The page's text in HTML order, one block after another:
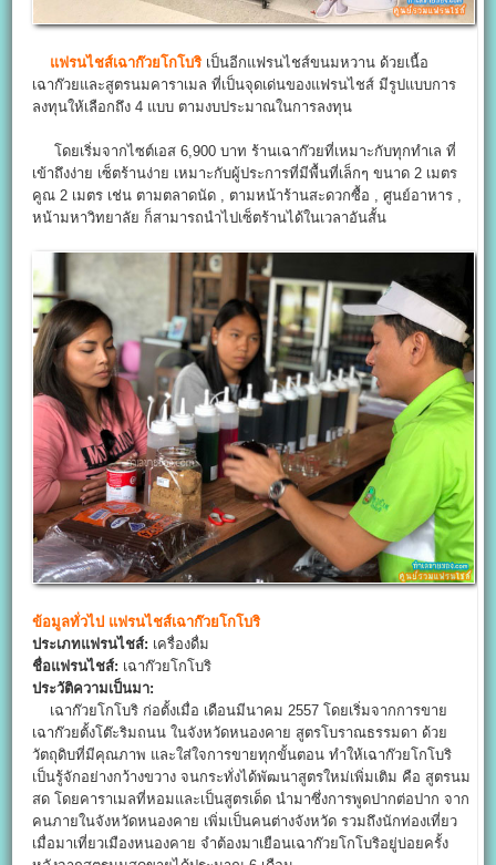
แฟรนไชส์เฉาก๊วยโกโบริ เป็นอีกแฟรนไชส์ขนมหวาน ด้วยเนื้อ
เฉาก๊วยและสูตรนมคาราเมล ที่เป็นจุดเด่นของแฟรนไชส์ มีรูปแบบการ
ลงทุนให้เลือกถึง 4 แบบ ตามงบประมาณในการลงทุน
โดยเริ่มจากไซต์เอส 6,900 บาท ร้านเฉาก๊วยที่เหมาะกับทุกทำเล ที่
เข้าถึงง่าย เซ็ตร้านง่าย เหมาะกับผู้ประการที่มีพื้นที่เล็กๆ ขนาด 2 เมตร
คูณ 2 เมตร เช่น ตามตลาดนัด , ตามหน้าร้านสะดวกซื้อ , ศูนย์อาหาร ,
หน้ามหาวิทยาลัย ก็สามารถนำไปเซ็ตร้านได้ในเวลาอันสั้น
ข้อมูลทั่วไป แฟรนไชส์เฉาก๊วยโกโบริ
ประเภทแฟรนไชส์: เครื่องดื่ม
ชื่อแฟรนไชส์: เฉาก๊วยโกโบริ
ประวัติความเป็นมา:
เฉาก๊วยโกโบริ ก่อตั้งเมื่อ เดือนมีนาคม 2557 โดยเริ่มจากการขาย
เฉาก๊วยตั้งโต๊ะริมถนน ในจังหวัดหนองคาย สูตรโบราณธรรมดา ด้วย
วัตถุดิบที่มีคุณภาพ และใส่ใจการขายทุกขั้นตอน ทำให้เฉาก๊วยโกโบริ
เป็นรู้จักอย่างกว้างขวาง จนกระทั่งได้พัฒนาสูตรใหม่เพิ่มเติม คือ สูตรนม
สด โดยคาราเมลที่หอมและเป็นสูตรเด็ด นำมาซึ่งการพูดปากต่อปาก จาก
คนภายในจังหวัดหนองคาย เพิ่มเป็นคนต่างจังหวัด รวมถึงนักท่องเที่ยว
เมื่อมาเที่ยวเมืองหนองคาย จำต้องมาเยือนเฉาก๊วยโกโบริอยู่บ่อยครั้ง